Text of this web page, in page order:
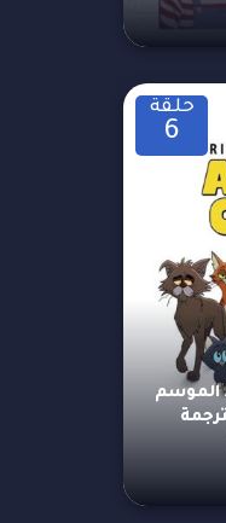
حلقة
6
مسلسل Alley Cats الموسم